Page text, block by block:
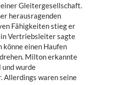
Gleitergesellschaft.
herausragenden
Fähigkeiten stieg er
Vertriebsleiter sagte
könne einen Haufen
Milton erkannte
und wurde
Allerdings waren seine